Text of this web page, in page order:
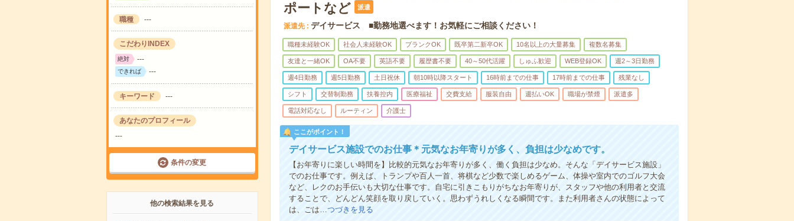
職種 ---
こだわりINDEX
絶対 ---
できれば ---
キーワード ---
あなたのプロフィール
---
条件の変更
他の検索結果を見る
ポートなど
派遣
派遣先 デイサービス ■勤務地選べます！お気軽にご相談ください！
職種未経験OK 社会人未経験OK ブランクOK 既卒第二新卒OK 10名以上の大量募集 複数名募集
友達と一緒OK OA不要 英語不要 履歴書不要 40～50代活躍 しゅふ歓迎 WEB登録OK 週2～3日勤務
週4日勤務 週5日勤務 土日祝休 朝10時以降スタート 16時前までの仕事 17時前までの仕事 残業なし
シフト 交替制勤務 扶養控内 医療福祉 交費支給 服装自由 週払いOK 職場が禁煙 派遣多
電話対応なし ルーティン 介護士
ここがポイント！
デイサービス施設でのお仕事＊元気なお年寄りが多く、負担は少なめです。
【お年寄りに楽しい時間を】比較的元気なお年寄りが多く、働く負担は少なめ。そんな「デイサービス施設」
でのお仕事です。例えば、トランプや百人一首、将棋など少数で楽しめるゲーム、体操や室内でのゴルフ大会
など、レクのお手伝いも大切な仕事です。自宅に引きこもりがちなお年寄りが、スタッフや他の利用者と交流
することで、どんどん笑顔を取り戻していく。思わずうれしくなる瞬間です。また利用者さんの状態によって
は、ごは…つづきを見る